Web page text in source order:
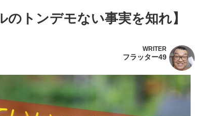
トンデモない事実を知れ】
WRITER
フラッター49